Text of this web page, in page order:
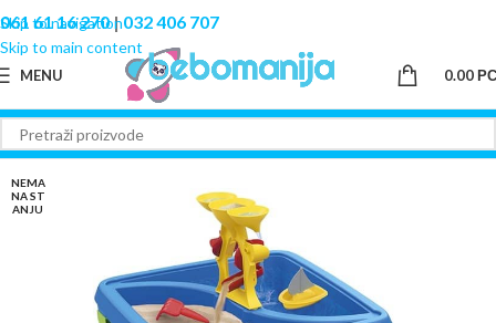
Skip to navigation
Skip to main content
061 61 16 270|032 406 707
MENU 0.00
NEMA
NA ST
ANJU